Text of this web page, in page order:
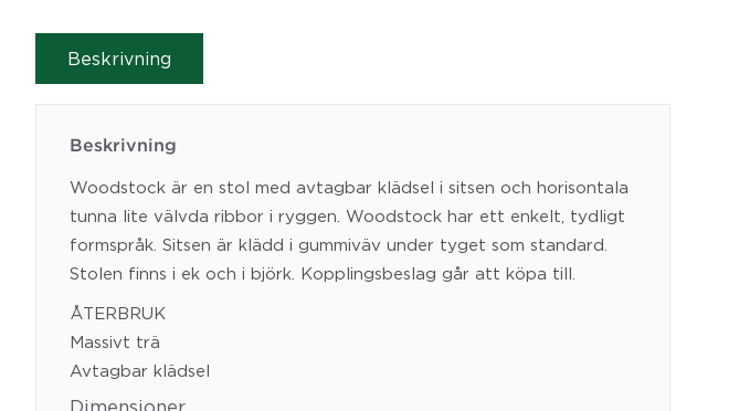
Beskrivning
Beskrivning
Woodstock är en stol med avtagbar klädsel i sitsen och horisontala
tunna lite välvda ribbor i ryggen. Woodstock har ett enkelt, tydligt
formspråk. Sitsen är klädd i gummiväv under tyget som standard.
Stolen finns i ek och i björk. Kopplingsbeslag går att köpa till.
ÅTERBRUK
Massivt trä
Avtagbar klädsel
Dimensioner